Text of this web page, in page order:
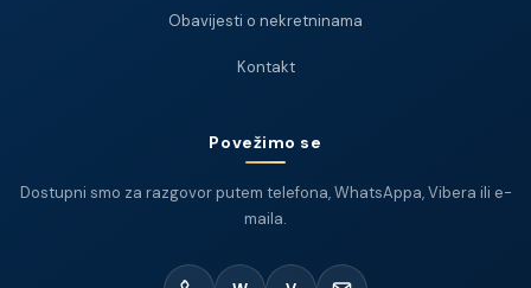
Obavijesti o nekretninama
Kontakt
Povežimo se
Dostupni smo za razgovor putem telefona, WhatsAppa, Vibera ili e-
maila.